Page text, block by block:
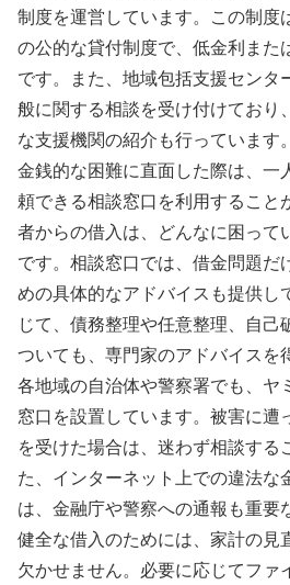
制度を運営しています。この制度
の公的な貸付制度で、低金利また
です。また、地域包括支援センタ
般に関する相談を受け付けており
な支援機関の紹介も行っています。
金銭的な困難に直面した際は、一
頼できる相談窓口を利用すること
者からの借入は、どんなに困って
です。相談窓口では、借金問題だ
めの具体的なアドバイスも提供し
じて、債務整理や任意整理、自己
ついても、専門家のアドバイスを
各地域の自治体や警察署でも、ヤ
窓口を設置しています。被害に遭
を受けた場合は、迷わず相談する
た、インターネット上での違法な
は、金融庁や警察への通報も重要
健全な借入のためには、家計の見
欠かせません。必要に応じてファ